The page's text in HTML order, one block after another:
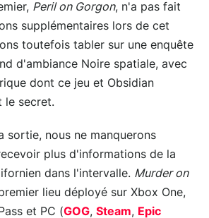
Peril on Gorgon, n'a pas fait
supplémentaires lors de cet
toutefois tabler sur une enquête
d'ambiance Noire spatiale, avec
dont ce jeu et Obsidian
le secret.
sortie, nous ne manquerons
plus d'informations de la
dans l'intervalle. Murder on
lieu déployé sur Xbox One,
et PC (GOG, Steam, Epic